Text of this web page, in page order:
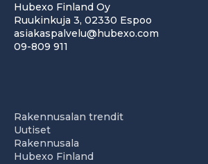
Hubexo Finland Oy
Ruukinkuja 3, 02330 Espoo
asiakaspalvelu@hubexo.com
09-809 911
Rakennusalan trendit
Uutiset
Rakennusala
Hubexo Finland